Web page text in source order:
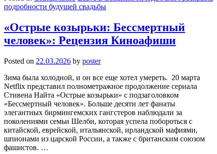
подробности будущей свадьбы
«Острые козырьки: Бессмертный
человек»: Рецензия Киноафиши
Posted on 22.03.2026 by poster
Зима была холодной, и он все еще хотел умереть. 20 марта
Netflix представил полнометражное продолжение сериала
Стивена Найта «Острые козырьки» с подзаголовком
«Бессмертный человек». Больше десяти лет фанаты
элегантных бирмингемских гангстеров наблюдали за
поколениями семьи Шелби, которая успела побороться с
китайской, еврейской, итальянской, ирландской мафиями,
шпионами из царской России, а также с британским союзом
фашистов. …